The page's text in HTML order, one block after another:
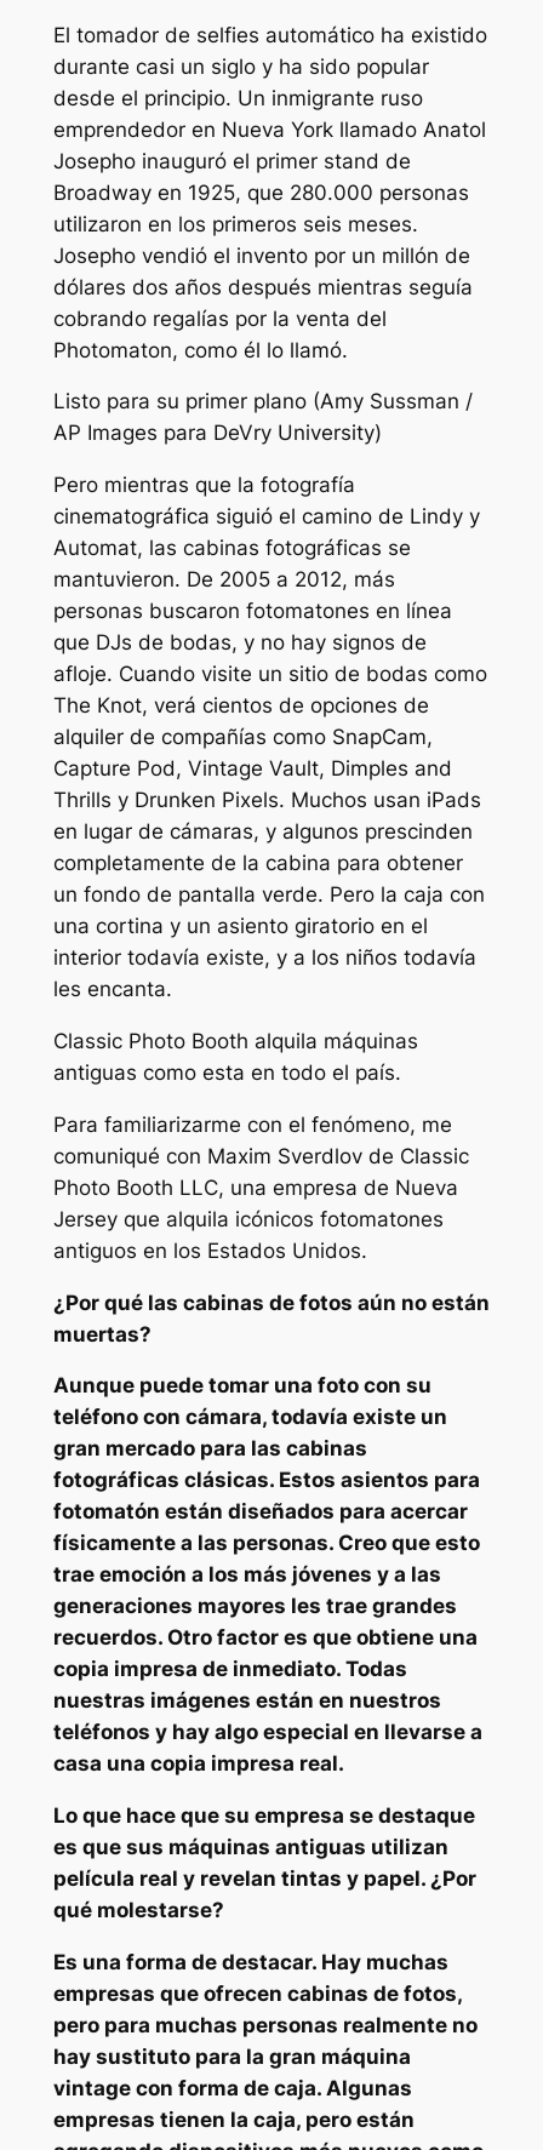
El tomador de selfies automático ha existido
durante casi un siglo y ha sido popular
desde el principio. Un inmigrante ruso
emprendedor en Nueva York llamado Anatol
Josepho inauguró el primer stand de
Broadway en 1925, que 280.000 personas
utilizaron en los primeros seis meses.
Josepho vendió el invento por un millón de
dólares dos años después mientras seguía
cobrando regalías por la venta del
Photomaton, como él lo llamó.
Listo para su primer plano (Amy Sussman /
AP Images para DeVry University)
Pero mientras que la fotografía
cinematográfica siguió el camino de Lindy y
Automat, las cabinas fotográficas se
mantuvieron. De 2005 a 2012, más
personas buscaron fotomatones en línea
que DJs de bodas, y no hay signos de
afloje. Cuando visite un sitio de bodas como
The Knot, verá cientos de opciones de
alquiler de compañías como SnapCam,
Capture Pod, Vintage Vault, Dimples and
Thrills y Drunken Pixels. Muchos usan iPads
en lugar de cámaras, y algunos prescinden
completamente de la cabina para obtener
un fondo de pantalla verde. Pero la caja con
una cortina y un asiento giratorio en el
interior todavía existe, y a los niños todavía
les encanta.
Classic Photo Booth alquila máquinas
antiguas como esta en todo el país.
Para familiarizarme con el fenómeno, me
comuniqué con Maxim Sverdlov de Classic
Photo Booth LLC, una empresa de Nueva
Jersey que alquila icónicos fotomatones
antiguos en los Estados Unidos.
¿Por qué las cabinas de fotos aún no están
muertas?
Aunque puede tomar una foto con su
teléfono con cámara, todavía existe un
gran mercado para las cabinas
fotográficas clásicas. Estos asientos para
fotomatón están diseñados para acercar
físicamente a las personas. Creo que esto
trae emoción a los más jóvenes y a las
generaciones mayores les trae grandes
recuerdos. Otro factor es que obtiene una
copia impresa de inmediato. Todas
nuestras imágenes están en nuestros
teléfonos y hay algo especial en llevarse a
casa una copia impresa real.
Lo que hace que su empresa se destaque
es que sus máquinas antiguas utilizan
película real y revelan tintas y papel. ¿Por
qué molestarse?
Es una forma de destacar. Hay muchas
empresas que ofrecen cabinas de fotos,
pero para muchas personas realmente no
hay sustituto para la gran máquina
vintage con forma de caja. Algunas
empresas tienen la caja, pero están